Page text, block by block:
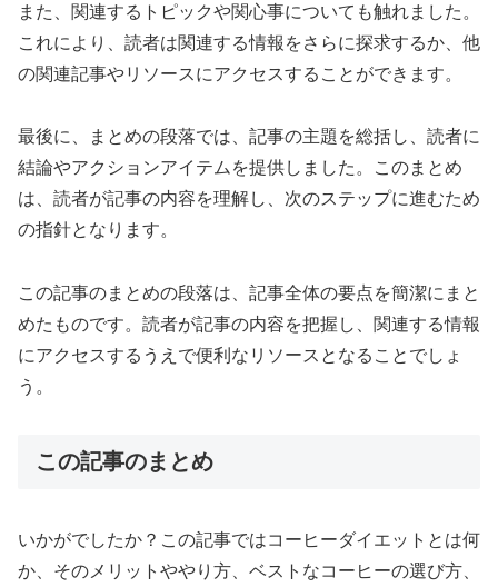
また、関連するトピックや関心事についても触れました。
これにより、読者は関連する情報をさらに探求するか、他
の関連記事やリソースにアクセスすることができます。
最後に、まとめの段落では、記事の主題を総括し、読者に
結論やアクションアイテムを提供しました。このまとめ
は、読者が記事の内容を理解し、次のステップに進むため
の指針となります。
この記事のまとめの段落は、記事全体の要点を簡潔にまと
めたものです。読者が記事の内容を把握し、関連する情報
にアクセスするうえで便利なリソースとなることでしょ
う。
この記事のまとめ
いかがでしたか？この記事ではコーヒーダイエットとは何
か、そのメリットややり方、ベストなコーヒーの選び方、